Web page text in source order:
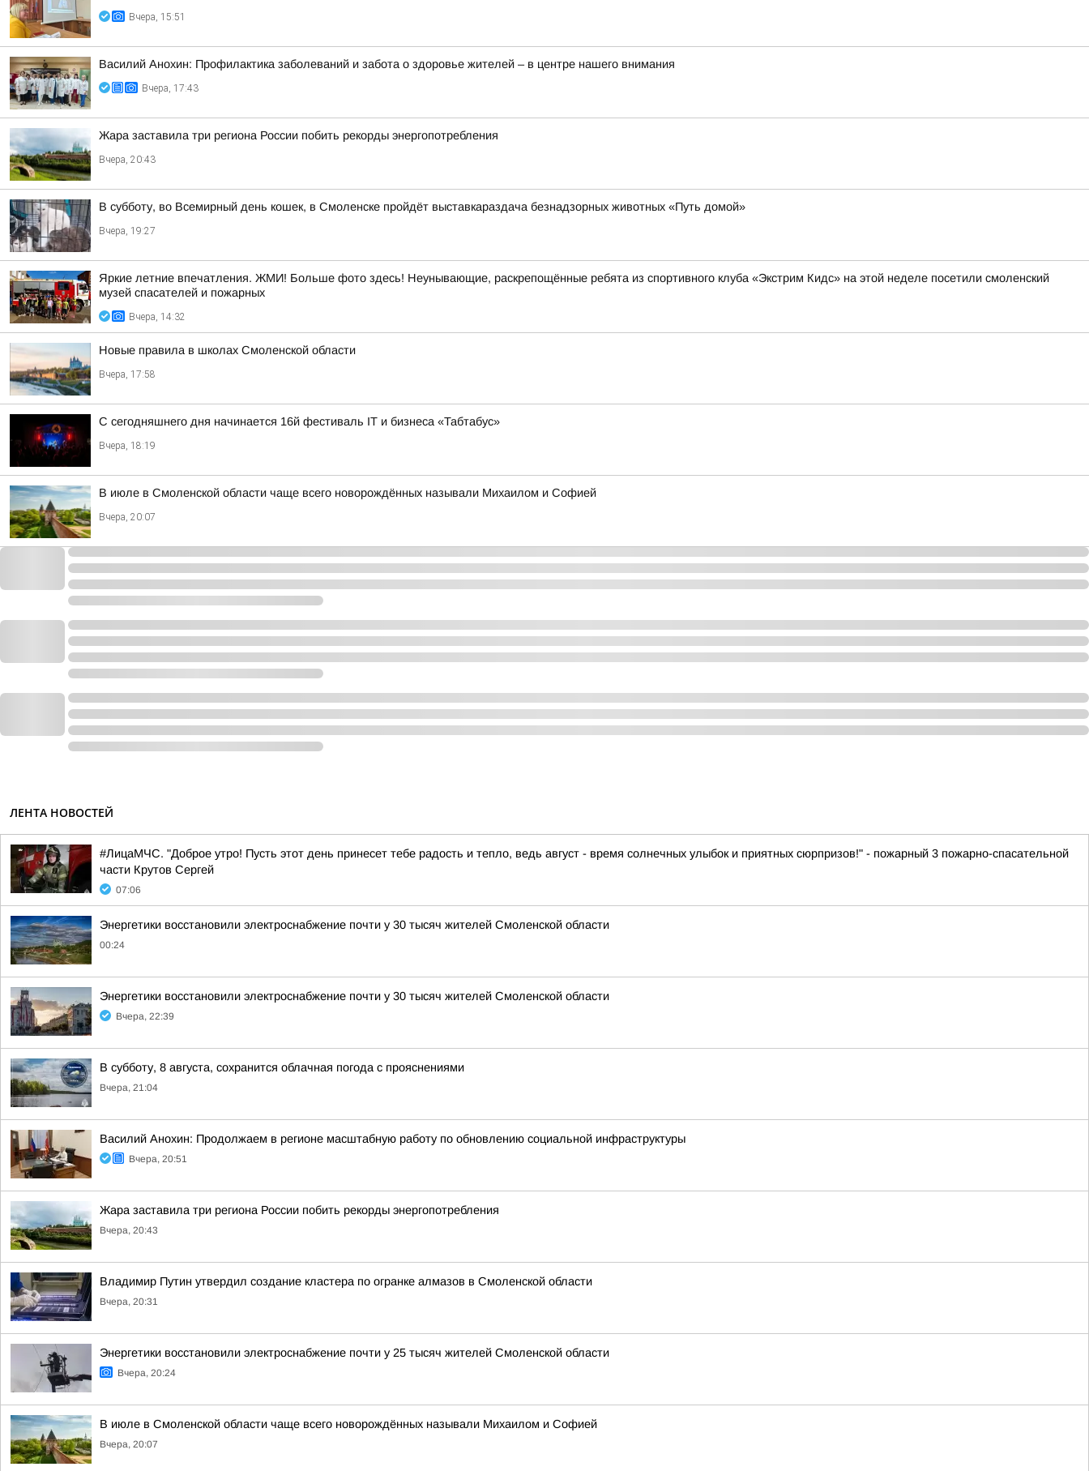
Вчера, 15:51
Василий Анохин: Профилактика заболеваний и забота о здоровье жителей – в центре нашего внимания
Вчера, 17:43
Жара заставила три региона России побить рекорды энергопотребления
Вчера, 20:43
В субботу, во Всемирный день кошек, в Смоленске пройдёт выставкараздача безнадзорных животных «Путь домой»
Вчера, 19:27
Яркие летние впечатления. ЖМИ! Больше фото здесь! Неунывающие, раскрепощённые ребята из спортивного клуба «Экстрим Кидс» на этой неделе посетили смоленский
музей спасателей и пожарных
Вчера, 14:32
Новые правила в школах Смоленской области
Вчера, 17:58
С сегодняшнего дня начинается 16й фестиваль IT и бизнеса «Табтабус»
Вчера, 18:19
В июле в Смоленской области чаще всего новорождённых называли Михаилом и Софией
Вчера, 20:07
ЛЕНТА НОВОСТЕЙ
#ЛицаМЧС. "Доброе утро! Пусть этот день принесет тебе радость и тепло, ведь август - время солнечных улыбок и приятных сюрпризов!" - пожарный 3 пожарно-спасательной
части Крутов Сергей
07:06
Энергетики восстановили электроснабжение почти у 30 тысяч жителей Смоленской области
00:24
Энергетики восстановили электроснабжение почти у 30 тысяч жителей Смоленской области
Вчера, 22:39
В субботу, 8 августа, сохранится облачная погода с прояснениями
Вчера, 21:04
Василий Анохин: Продолжаем в регионе масштабную работу по обновлению социальной инфраструктуры
Вчера, 20:51
Жара заставила три региона России побить рекорды энергопотребления
Вчера, 20:43
Владимир Путин утвердил создание кластера по огранке алмазов в Смоленской области
Вчера, 20:31
Энергетики восстановили электроснабжение почти у 25 тысяч жителей Смоленской области
Вчера, 20:24
В июле в Смоленской области чаще всего новорождённых называли Михаилом и Софией
Вчера, 20:07